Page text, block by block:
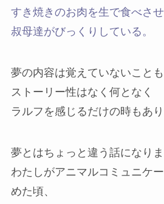
すき焼きのお肉を生で食べさせ
叔母達がびっくりしている。
夢の内容は覚えていないことも
ストーリー性はなく何となく
ラルフを感じるだけの時もあり
夢とはちょっと違う話になりま
わたしがアニマルコミュニケ
めた頃、